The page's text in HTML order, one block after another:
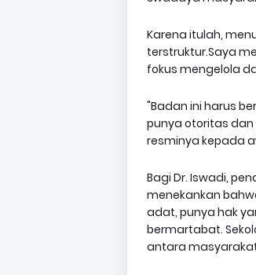
Karena itulah,
terstruktur.Saya
fokus mengelola
"Badan ini harus
punya otoritas dan
resminya kepada
Bagi Dr. Iswadi,
menekankan
adat, punya hak
bermartabat.
antara